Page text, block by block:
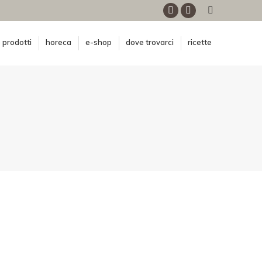
FacebookInstagram
prodotti horeca e-shop dove trovarci ricette